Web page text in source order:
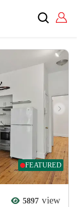
FEATURED
5897 view